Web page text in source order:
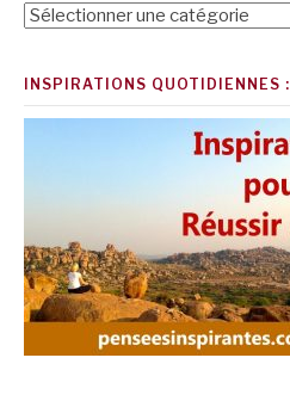
Catégories
INSPIRATIONS QUOTIDIENNES :